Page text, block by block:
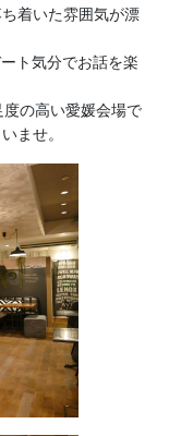
着いた雰囲気が漂
ト気分でお話を楽
度の高い愛媛会場で
ませ。